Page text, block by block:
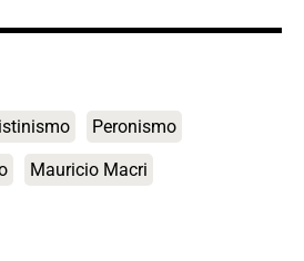
Peronismo
Mauricio Macri